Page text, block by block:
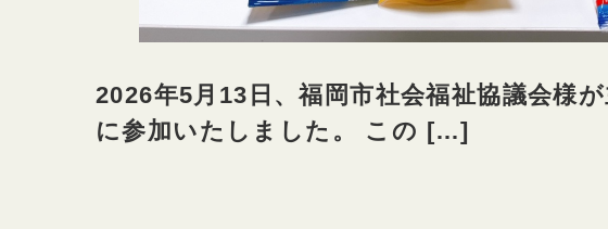
2026年5月13日、福岡市社会福祉協議会様
に参加いたしました。 この […]